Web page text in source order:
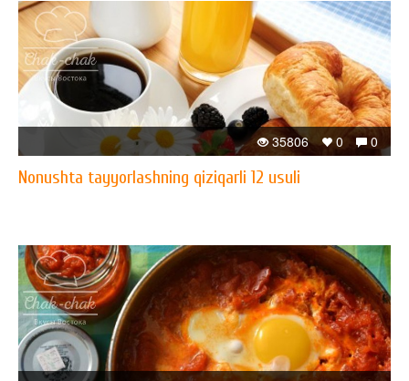
0
0
35806
Nonushta tayyorlashning qiziqarli 12 usuli